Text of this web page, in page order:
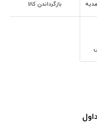
بازگرداندن کالا